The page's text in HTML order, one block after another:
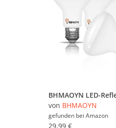
von BHMAOYN
gefunden bei Amazon
29,99 €